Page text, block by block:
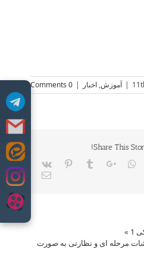
to
| آموزش, اخبار |
0 Comments
Share This
Whatsapp
Google+
Tumblr
Pinterest
Vk
Email
1
»
مرحله ای و نظارتی به صورت